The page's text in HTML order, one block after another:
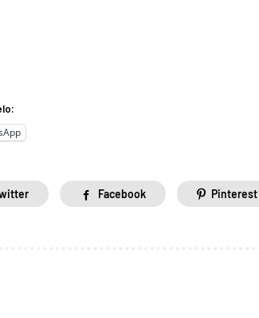
Facebook Pinterest